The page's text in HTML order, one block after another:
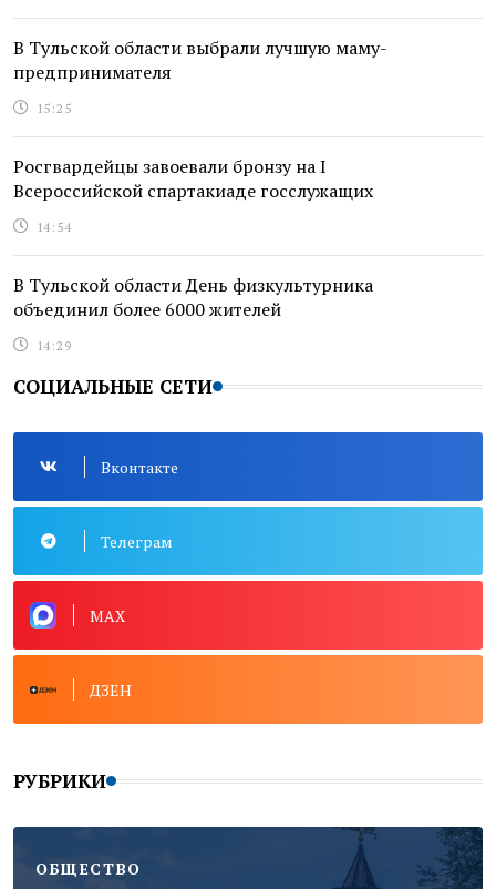
В Тульской области выбрали лучшую маму-
предпринимателя
15:25
Росгвардейцы завоевали бронзу на I
Всероссийской спартакиаде госслужащих
14:54
В Тульской области День физкультурника
объединил более 6000 жителей
14:29
СОЦИАЛЬНЫЕ СЕТИ
Вконтакте
Телеграм
MAX
ДЗЕН
РУБРИКИ
ОБЩЕСТВО